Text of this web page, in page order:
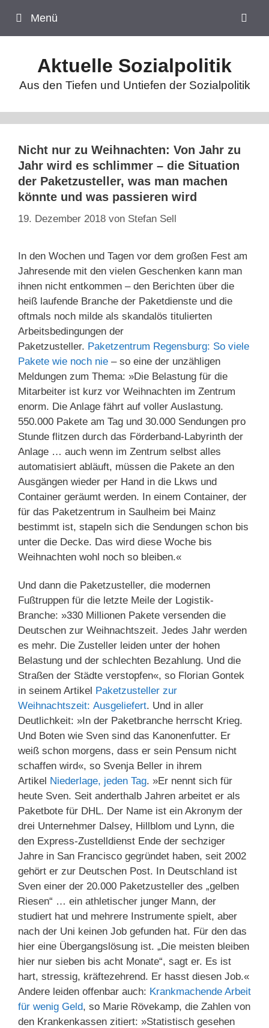
Inhalt
springen
Menü
Aktuelle Sozialpolitik
Aus den Tiefen und Untiefen der Sozialpolitik
Nicht nur zu Weihnachten: Von Jahr zu
Jahr wird es schlimmer – die Situation
der Paketzusteller, was man machen
könnte und was passieren wird
19. Dezember 2018 von Stefan Sell
In den Wochen und Tagen vor dem großen Fest am
Jahresende mit den vielen Geschenken kann man
ihnen nicht entkommen – den Berichten über die
heiß laufende Branche der Paketdienste und die
oftmals noch milde als skandalös titulierten
Arbeitsbedingungen der
Paketzusteller. Paketzentrum Regensburg: So viele
Pakete wie noch nie – so eine der unzähligen
Meldungen zum Thema: »Die Belastung für die
Mitarbeiter ist kurz vor Weihnachten im Zentrum
enorm. Die Anlage fährt auf voller Auslastung.
550.000 Pakete am Tag und 30.000 Sendungen pro
Stunde flitzen durch das Förderband-Labyrinth der
Anlage … auch wenn im Zentrum selbst alles
automatisiert abläuft, müssen die Pakete an den
Ausgängen wieder per Hand in die Lkws und
Container geräumt werden. In einem Container, der
für das Paketzentrum in Saulheim bei Mainz
bestimmt ist, stapeln sich die Sendungen schon bis
unter die Decke. Das wird diese Woche bis
Weihnachten wohl noch so bleiben.«
Und dann die Paketzusteller, die modernen
Fußtruppen für die letzte Meile der Logistik-
Branche: »330 Millionen Pakete versenden die
Deutschen zur Weihnachtszeit. Jedes Jahr werden
es mehr. Die Zusteller leiden unter der hohen
Belastung und der schlechten Bezahlung. Und die
Straßen der Städte verstopfen«, so Florian Gontek
in seinem Artikel Paketzusteller zur
Weihnachtszeit: Ausgeliefert. Und in aller
Deutlichkeit: »In der Paketbranche herrscht Krieg.
Und Boten wie Sven sind das Kanonenfutter. Er
weiß schon morgens, dass er sein Pensum nicht
schaffen wird«, so Svenja Beller in ihrem
Artikel Niederlage, jeden Tag. »Er nennt sich für
heute Sven. Seit anderthalb Jahren arbeitet er als
Paketbote für DHL. Der Name ist ein Akronym der
drei Unternehmer Dalsey, Hillblom und Lynn, die
den Express-Zustelldienst Ende der sechziger
Jahre in San Francisco gegründet haben, seit 2002
gehört er zur Deutschen Post. In Deutschland ist
Sven einer der 20.000 Paketzusteller des „gelben
Riesen“ … ein athletischer junger Mann, der
studiert hat und mehrere Instrumente spielt, aber
nach der Uni keinen Job gefunden hat. Für den das
hier eine Übergangslösung ist. „Die meisten bleiben
hier nur sieben bis acht Monate“, sagt er. Es ist
hart, stressig, kräftezehrend. Er hasst diesen Job.«
Andere leiden offenbar auch: Krankmachende Arbeit
für wenig Geld, so Marie Rövekamp, die Zahlen von
den Krankenkassen zitiert: »Statistisch gesehen